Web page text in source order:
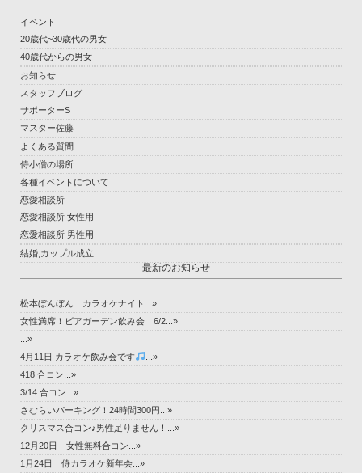
イベント
20歳代~30歳代の男女
40歳代からの男女
お知らせ
スタッフブログ
サポーターS
マスター佐藤
よくある質問
侍小僧の場所
各種イベントについて
恋愛相談所
恋愛相談所 女性用
恋愛相談所 男性用
結婚,カップル成立
最新のお知らせ
松本ぼんぼん カラオケナイト...»
女性満席！ビアガーデン飲み会 6/2...»
...»
4月11日 カラオケ飲み会です
...»
418 合コン...»
3/14 合コン...»
さむらいパーキング！24時間300円...»
クリスマス合コン♪男性足りません！...»
12月20日 女性無料合コン...»
1月24日 侍カラオケ新年会...»